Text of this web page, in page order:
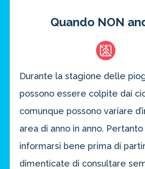
Quando NON
Durante la stagione delle
possono essere colpite dai
comunque possono variare
area di anno in anno.
informarsi bene prima di
dimenticate di consultare